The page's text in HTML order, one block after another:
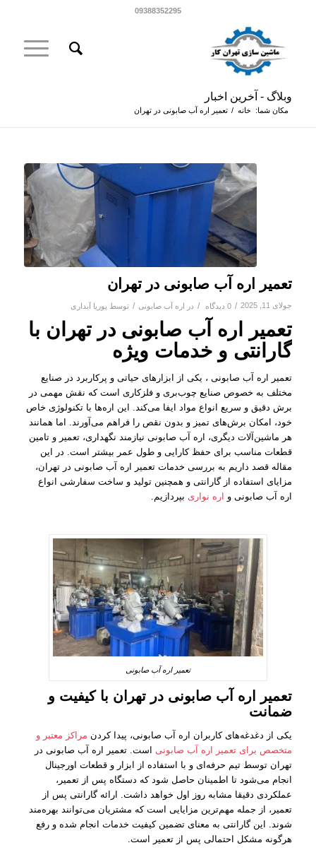
09388352295
وبلاگ - آخرین اخبار
مکان شما: خانه / تعمیر اره آب صابونی در تهران
تعمیر اره آب صابونی در تهران
جولای 11, 2025 / 0 دیدگاه / در اره آب صابونی / توسط پوریا آبداری
تعمیر اره آب صابونی در تهران با
گارانتی و خدمات ویژه
تعمیر اره آب صابونی ، یکی از ابزارهای حیاتی و پرکاربرد در صنایع
مختلف به خصوص صنایع چوب‌بری و فلزکاری است که نقش مهمی در
برش دقیق و سریع انواع مواد ایفا می‌کند. این اره‌ها با تکنولوژی خاص
خود، امکان برش‌های تمیز و بدون نقص را فراهم می‌آورند. اما همانند
هر ماشین‌آلات دیگری، اره آب صابونی نیازمند نگهداری، تعمیر و تامین
قطعات مناسب برای حفظ کارایی و طول عمر بیشتر است. در این
مقاله قصد داریم به بررسی خدمات تعمیر اره آب صابونی در تهران،
مزایای استفاده از گارانتی و همچنین تولید و ساخت سفارشی انواع
اره آب صابونی و اره نواری بپردازیم.
تعمیر اره آب صابونی
تعمیر اره آب صابونی در تهران با کیفیت و
ضمانت
یکی از دغدغه‌های کاربران اره آب صابونی، پیدا کردن مراکز معتبر و
متخصص برای تعمیر اره آب صابونی است. تعمیر اره آب صابونی در
تهران توسط تیم حرفه‌ای و با استفاده از ابزار و قطعات اورجینال
انجام می‌شود تا اطمینان حاصل شود که دستگاه پس از تعمیر،
عملکردی دقیقا مشابه روز اول خواهد داشت. ارائه گارانتی پس از
تعمیر، از جمله مهم‌ترین مزایایی است که مشتریان می‌توانند بهره‌مند
شوند. این گارانتی به معنای تضمین کیفیت خدمات انجام شده و رفع
هرگونه مشکل احتمالی پس از تعمیر است.